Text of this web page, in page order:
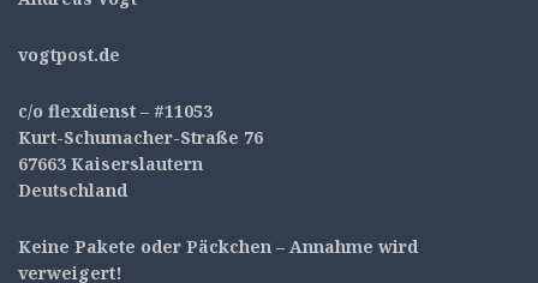
vogtpost.de
c/o flexdienst – #11053
Kurt-Schumacher-Straße 76
67663 Kaiserslautern
Deutschland
Keine Pakete oder Päckchen – Annahme wird
verweigert!